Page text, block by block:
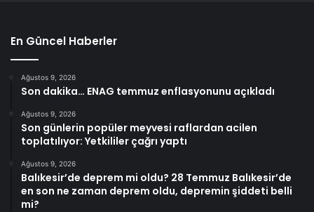
En Güncel Haberler
Ağustos 9, 2026
Son dakika… ENAG temmuz enflasyonunu açıkladı
Ağustos 9, 2026
Son günlerin popüler meyvesi raflardan acilen
toplatılıyor: Yetkililer çağrı yaptı
Ağustos 9, 2026
Balıkesir’de deprem mi oldu? 28 Temmuz Balıkesir’de
en son ne zaman deprem oldu, depremin şiddeti belli
mi?